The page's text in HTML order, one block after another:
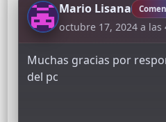
Mario Lisana
octubre 17, 2024 a las
Muchas gracias por
del pc